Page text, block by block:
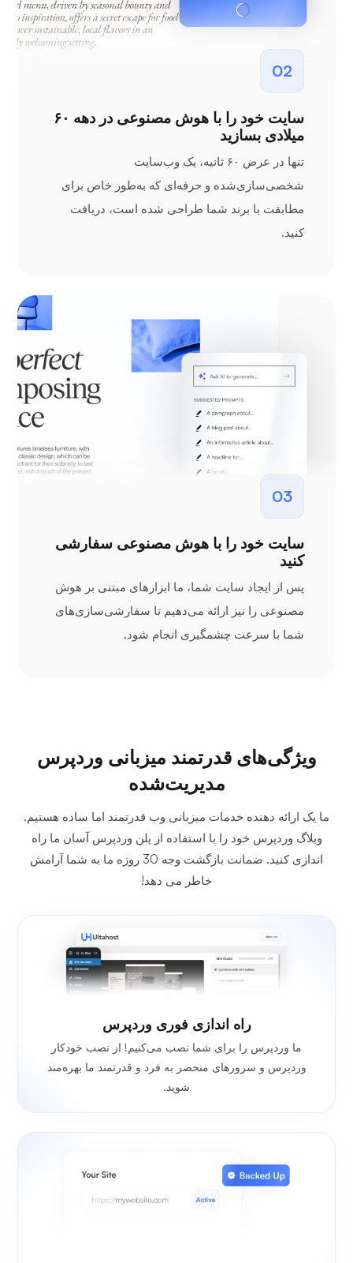
02
سایت خود را با هوش مصنوعی در دهه ۶۰
میلادی بسازید
تنها در عرض ۶۰ ثانیه، یک وب‌سایت
شخصی‌سازی‌شده و حرفه‌ای که به‌طور خاص برای
مطابقت با برند شما طراحی شده است، دریافت
کنید.
03
سایت خود را با هوش مصنوعی سفارشی
کنید
پس از ایجاد سایت شما، ما ابزارهای مبتنی بر هوش
مصنوعی را نیز ارائه می‌دهیم تا سفارشی‌سازی‌های
شما با سرعت چشمگیری انجام شود.
ویژگی‌های قدرتمند میزبانی وردپرس
مدیریت‌شده
ما یک ارائه دهنده خدمات میزبانی وب قدرتمند اما ساده هستیم.
وبلاگ وردپرس خود را با استفاده از پلن وردپرس آسان ما راه
اندازی کنید. ضمانت بازگشت وجه 30 روزه ما به شما آرامش
خاطر می دهد!
راه اندازی فوری وردپرس
ما وردپرس را برای شما نصب می‌کنیم! از نصب خودکار
وردپرس و سرورهای منحصر به فرد و قدرتمند ما بهره‌مند
شوید.